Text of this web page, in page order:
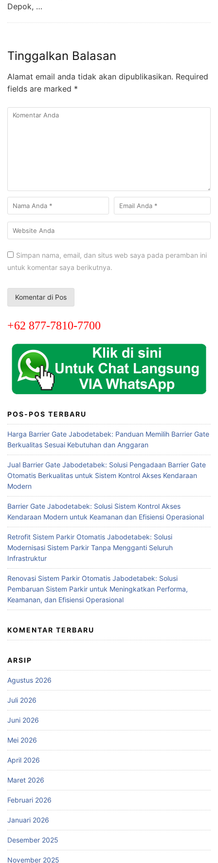
Depok, …
Tinggalkan Balasan
Alamat email anda tidak akan dipublikasikan. Required
fields are marked *
Simpan nama, email, dan situs web saya pada peramban ini
untuk komentar saya berikutnya.
+62 877-7810-7700
POS-POS TERBARU
Harga Barrier Gate Jabodetabek: Panduan Memilih Barrier Gate
Berkualitas Sesuai Kebutuhan dan Anggaran
Jual Barrier Gate Jabodetabek: Solusi Pengadaan Barrier Gate
Otomatis Berkualitas untuk Sistem Kontrol Akses Kendaraan
Modern
Barrier Gate Jabodetabek: Solusi Sistem Kontrol Akses
Kendaraan Modern untuk Keamanan dan Efisiensi Operasional
Retrofit Sistem Parkir Otomatis Jabodetabek: Solusi
Modernisasi Sistem Parkir Tanpa Mengganti Seluruh
Infrastruktur
Renovasi Sistem Parkir Otomatis Jabodetabek: Solusi
Pembaruan Sistem Parkir untuk Meningkatkan Performa,
Keamanan, dan Efisiensi Operasional
KOMENTAR TERBARU
ARSIP
Agustus 2026
Juli 2026
Juni 2026
Mei 2026
April 2026
Maret 2026
Februari 2026
Januari 2026
Desember 2025
November 2025